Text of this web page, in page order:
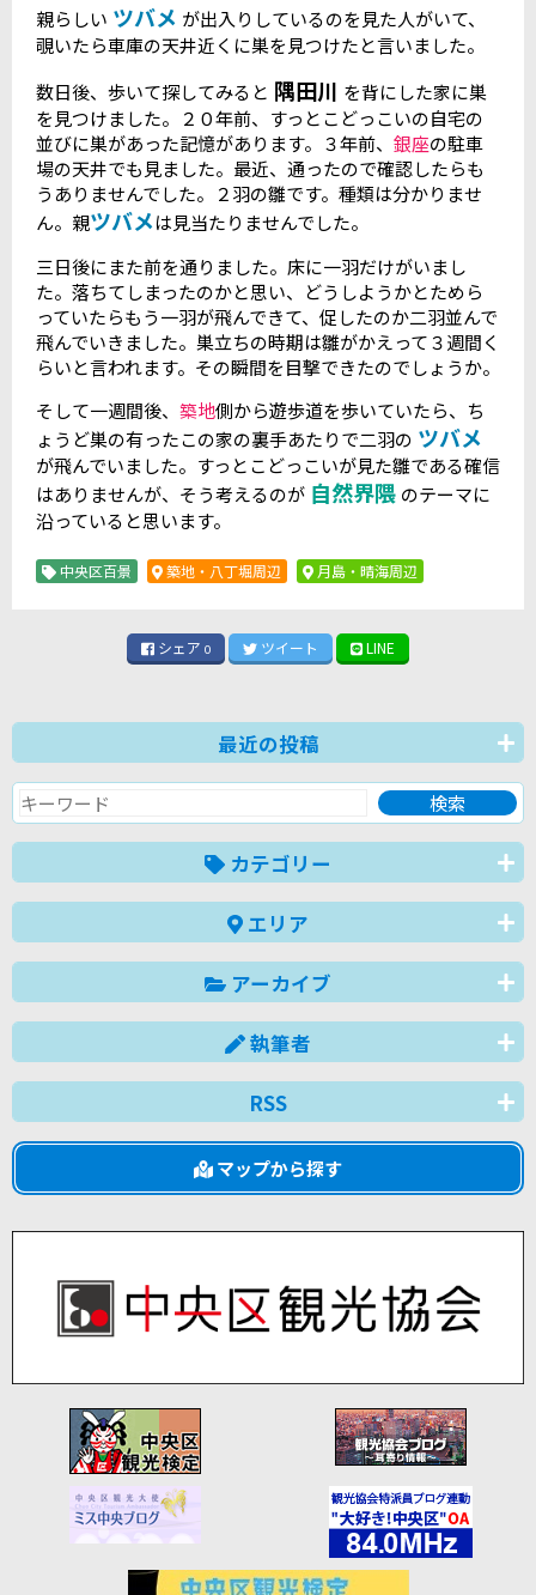
親らしい ツバメ が出入りしているのを見た人がいて、
覗いたら車庫の天井近くに巣を見つけたと言いました。
数日後、歩いて探してみると 隅田川 を背にした家に巣
を見つけました。２０年前、すっとこどっこいの自宅の
並びに巣があった記憶があります。３年前、 銀座の駐車
場の天井でも見ました。最近、通ったので確認したらも
うありませんでした。２羽の雛です。種類は分かりませ
ん。親ツバメは見当たりませんでした。
三日後にまた前を通りました。床に一羽だけがいまし
た。落ちてしまったのかと思い、どうしようかとためら
っていたらもう一羽が飛んできて、促したのか二羽並んで
飛んでいきました。巣立ちの時期は雛がかえって３週間く
らいと言われます。その瞬間を目撃できたのでしょうか。
そして一週間後、 築地側から遊歩道を歩いていたら、ち
ょうど巣の有ったこの家の裏手あたりで二羽の ツバメ
が飛んでいました。すっとこどっこいが見た雛である確信
はありませんが、そう考えるのが 自然界隈 のテーマに
沿っていると思います。
中央区百景 築地・八丁堀周辺 月島・晴海周辺
シェア 0 ツイート LINE
最近の投稿
カテゴリー
エリア
アーカイブ
執筆者
RSS
マップから探す